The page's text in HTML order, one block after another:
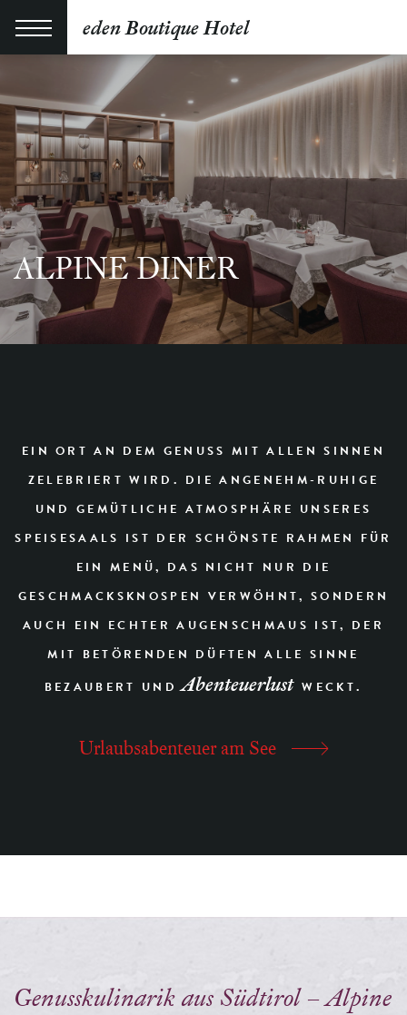
eden Boutique Hotel
ALPINE DINER
EIN ORT AN DEM GENUSS MIT ALLEN SINNEN
ZELEBRIERT WIRD. DIE ANGENEHM-RUHIGE
UND GEMÜTLICHE ATMOSPHÄRE UNSERES
SPEISESAALS IST DER SCHÖNSTE RAHMEN FÜR
EIN MENÜ, DAS NICHT NUR DIE
GESCHMACKSKNOSPEN VERWÖHNT, SONDERN
AUCH EIN ECHTER AUGENSCHMAUS IST, DER
MIT BETÖRENDEN DÜFTEN ALLE SINNE
BEZAUBERT UNDAbenteuerlust WECKT.
Urlaubsabenteuer am See
Genusskulinarik aus Südtirol – Alpine